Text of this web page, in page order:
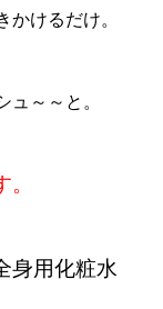
かけるだけ。
～～と。
身用化粧水